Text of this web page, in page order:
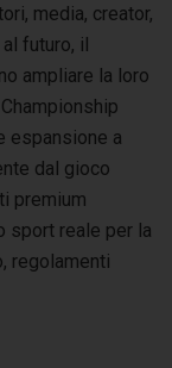
media, creator,
futuro, il
ampliare la loro
espansione a
dal gioco
premium
sport reale per la
regolamenti